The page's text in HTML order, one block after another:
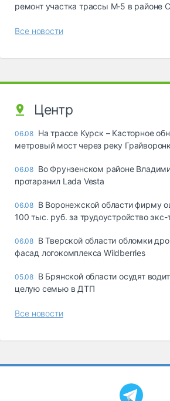
ремонт участка трассы М‑5 в районе
Все новости
Центр
06.08 На трассе Курск – Касторное
метровый мост через реку
06.08 Во Фрунзенском районе
протаранил Lada Vesta
06.08 В Воронежской области фирму
100 тыс. руб. за трудоустройство
06.08 В Тверской области обломки
фасад логокомплекса Wildberries
05.08 В Брянской области осудят
целую семью в ДТП
Все новости